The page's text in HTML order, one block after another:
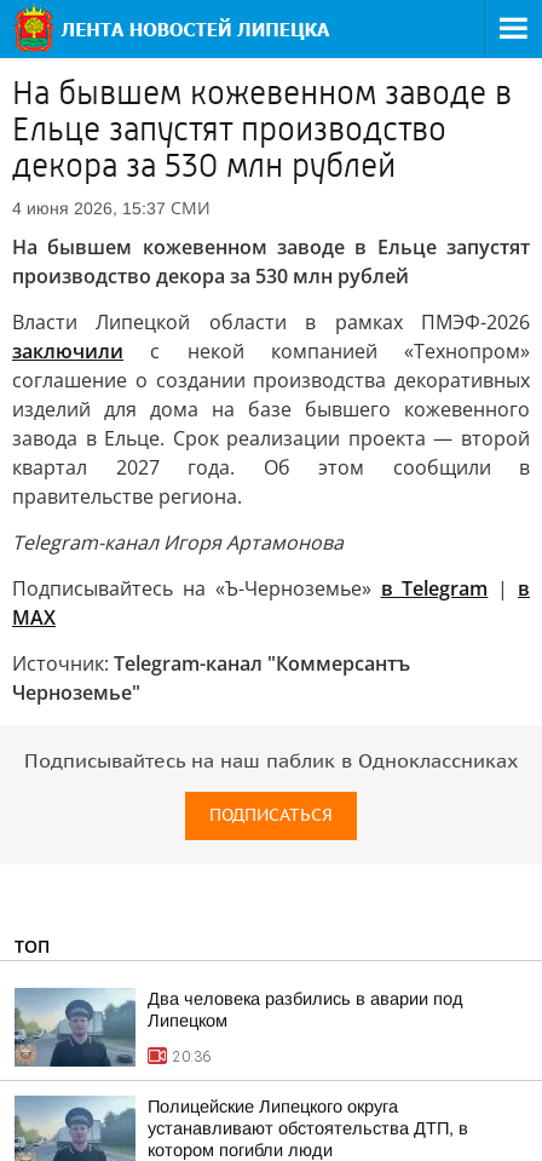
На бывшем кожевенном заводе в
Ельце запустят производство
декора за 530 млн рублей
4 июня 2026, 15:37 СМИ
На бывшем кожевенном заводе в Ельце запустят
производство декора за 530 млн рублей
Власти Липецкой области в рамках ПМЭФ-2026
заключили с некой компанией «Технопром»
соглашение о создании производства декоративных
изделий для дома на базе бывшего кожевенного
завода в Ельце. Срок реализации проекта — второй
квартал 2027 года. Об этом сообщили в
правительстве региона.
Telegram-канал Игоря Артамонова
Подписывайтесь на «Ъ-Черноземье» в Telegram | в
MAX
Источник: Telegram-канал "Коммерсантъ
Черноземье"
Подписывайтесь на наш паблик в Одноклассниках
ПОДПИСАТЬСЯ
ТОП
Два человека разбились в аварии под
Липецком
20:36
Полицейские Липецкого округа
устанавливают обстоятельства ДТП, в
котором погибли люди